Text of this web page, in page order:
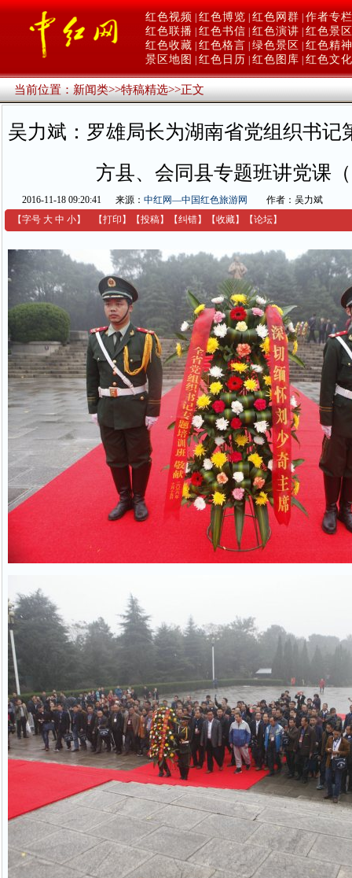
红色视频 红色博览 红色网群 作者专栏
红色联播 红色书信 红色演讲 红色景区
红色收藏 红色格言 绿色景区
红色精神
景区地图
红色日历 红色图库 红色文化
当前位置：新闻类>>特稿精选>>正文
吴力斌：罗雄局长为湖南省党组织书记
方县、会同县专题班讲党课
2016-11-18 09:20:41 来源： 中红网—中国红色旅游网
作者：吴力斌
【字号 大 中 小】 【打印 】 【投稿】 【纠错】 【收藏】 【论坛】